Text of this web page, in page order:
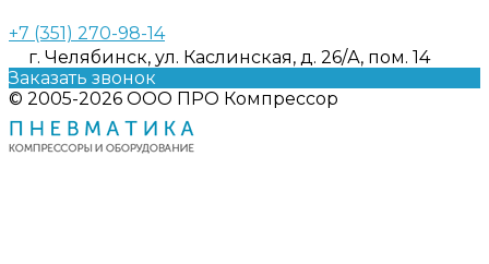
+7 (351) 270-98-14
г. Челябинск, ул. Каслинская, д. 26/А, пом. 14
Заказать звонок
© 2005-2026 ООО ПРО Компрессор